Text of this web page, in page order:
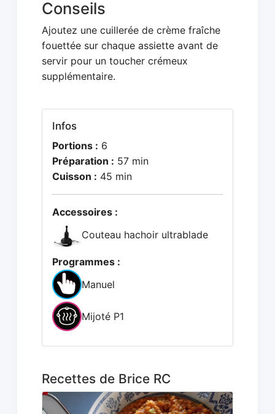
Conseils
Ajoutez une cuillerée de crème fraîche
fouettée sur chaque assiette avant de
servir pour un toucher crémeux
supplémentaire.
Infos
Portions : 6
Préparation : 57 min
Cuisson : 45 min
Accessoires :
Couteau hachoir ultrablade
Programmes :
Manuel
Mijoté P1
Recettes de Brice RC